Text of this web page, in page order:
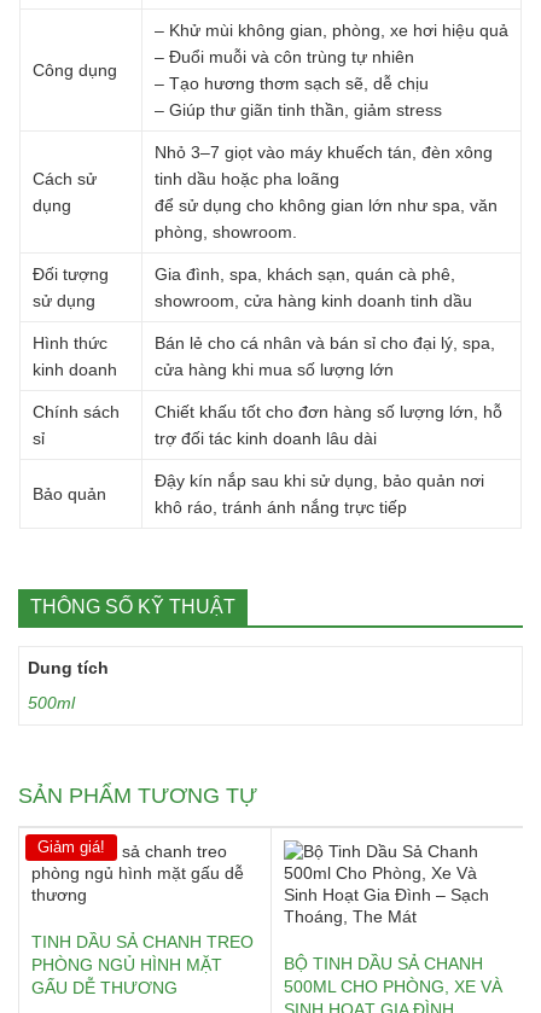
Công dụng
– Khử mùi không gian, phòng, xe hơi hiệu quả
– Đuổi muỗi và côn trùng tự nhiên
– Tạo hương thơm sạch sẽ, dễ chịu
– Giúp thư giãn tinh thần, giảm stress
Cách sử
dụng
Nhỏ 3–7 giọt vào máy khuếch tán, đèn xông
tinh dầu hoặc pha loãng
để sử dụng cho không gian lớn như spa, văn
phòng, showroom.
Đối tượng
sử dụng
Gia đình, spa, khách sạn, quán cà phê,
showroom, cửa hàng kinh doanh tinh dầu
Hình thức
kinh doanh
Bán lẻ cho cá nhân và bán sỉ cho đại lý, spa,
cửa hàng khi mua số lượng lớn
Chính sách
sỉ
Chiết khấu tốt cho đơn hàng số lượng lớn, hỗ
trợ đối tác kinh doanh lâu dài
Bảo quản
Đậy kín nắp sau khi sử dụng, bảo quản nơi
khô ráo, tránh ánh nắng trực tiếp
THÔNG SỐ KỸ THUẬT
Dung tích
500ml
SẢN PHẨM TƯƠNG TỰ
Giảm giá!
TINH DẦU SẢ CHANH TREO
PHÒNG NGỦ HÌNH MẶT
GẤU DỄ THƯƠNG
BỘ TINH DẦU SẢ CHANH
500ML CHO PHÒNG, XE VÀ
SINH HOẠT GIA ĐÌNH